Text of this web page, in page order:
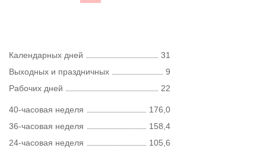
Календарных дней
31
Выходных и праздничных
9
Рабочих дней
22
40-часовая неделя
176,0
36-часовая неделя
158,4
24-часовая неделя
105,6